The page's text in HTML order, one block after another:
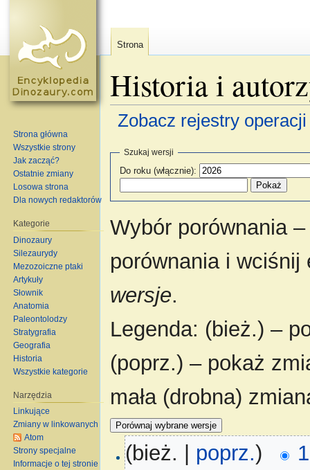
Historia i
Zobacz rejestry
Szukaj wersji
Do roku (włącznie):
Wybór porównania
porównania i
wersje.
Legenda: (bież.) –
(poprz.) – pokaż
mała (drobna)
(bież. | poprz.)
Strona
Strona główna
Wszystkie strony
Jak zacząć?
Ostatnie zmiany
Losowa strona
Dla nowych redaktorów
Kategorie
Dinozaury
Silezaurydy
Mezozoiczne ptaki
Artykuły
Słownik
Anatomia
Paleontolodzy
Stratygrafia
Geografia
Historia
Wszystkie kategorie
Narzędzia
Linkujące
Zmiany w linkowanych
Atom
Strony specjalne
Informacje o tej stronie